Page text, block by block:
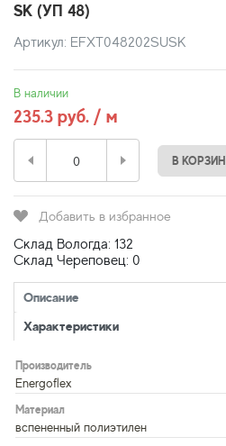
SK (УП 48)
Артикул: EFXT048202SUSK
В наличии
235.3 руб. / м
В
Добавить в избранное
Склад Вологда: 132
Склад Череповец: 0
Описание
Характеристики
Производитель
Energoflex
Материал
вспененный полиэтилен